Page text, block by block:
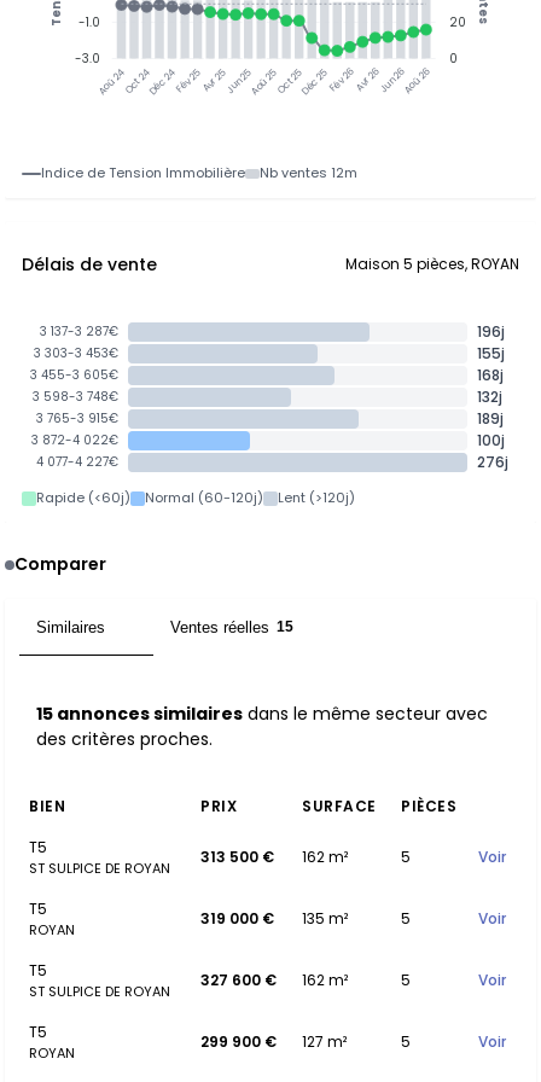
Aoû 24Oct 24Déc 24Fév 25Avr 25Jun 25Aoû 25Oct 25Déc 25Fév 26Avr 26Jun 26Aoû 26
20
0
-1.0
-3.0
Indice de Tension Immobilière Nb ventes 12m
Délais de vente Maison 5 pièces, ROYAN
3 137-3 287€ 196j
3 303-3 453€ 155j
3 455-3 605€ 168j
3 598-3 748€ 132j
3 765-3 915€ 189j
3 872-4 022€ 100j
4 077-4 227€ 276j
Rapide (<60j) Normal (60-120j) Lent (>120j)
Comparer
Similaires Ventes réelles 15
15 annonces similaires dans le même secteur avec
des critères proches.
BIEN PRIX SURFACE
PIÈCES
T5
ST SULPICE DE ROYAN
313 500 € 162 m² 5 Voir
T5
ROYAN
319 000 € 135 m² 5 Voir
T5
ST SULPICE DE ROYAN
327 600 € 162 m² 5 Voir
T5
ROYAN
299 900 € 127 m² 5 Voir